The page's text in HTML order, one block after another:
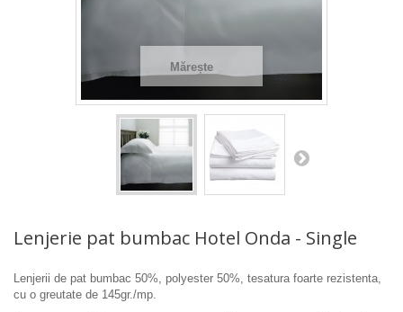
Mărește
Lenjerie pat bumbac Hotel Onda - Single
Lenjerii de pat bumbac 50%, polyester 50%, tesatura foarte rezistenta,
cu o greutate de 145gr./mp.